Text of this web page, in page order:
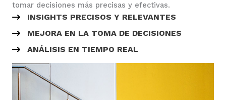
tomar decisiones más precisas y efectivas.
INSIGHTS PRECISOS Y RELEVANTES
MEJORA EN LA TOMA DE DECISIONES
ANÁLISIS EN TIEMPO REAL